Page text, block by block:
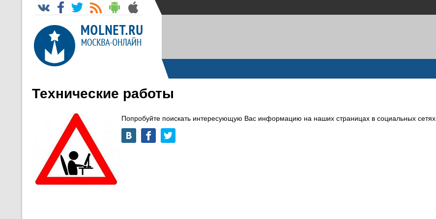
Технические работы
Попробуйте поискать интересующую Вас информацию на наших страницах в социальных сетях.